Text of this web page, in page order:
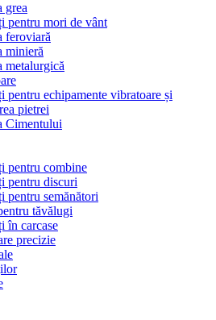
grea
pentru mori de vânt
feroviară
minieră
metalurgică
pentru echipamente vibratoare și
pietrei
Cimentului
pentru combine
pentru discuri
pentru semănători
tăvălugi
în carcase
precizie